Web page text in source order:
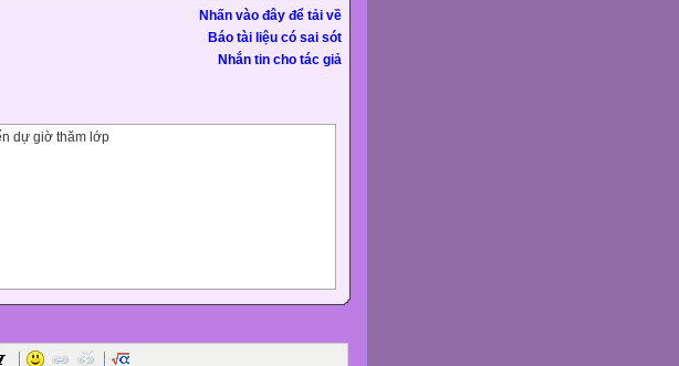
Nhấn vào đây để tải về
Báo tài liệu có sai sót
Nhắn tin cho tác giả
dự giờ thăm lớp